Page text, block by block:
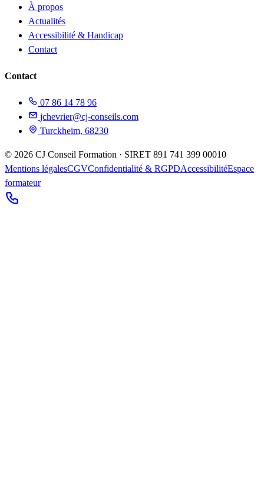
À propos
Actualités
Accessibilité & Handicap
Contact
Contact
07 86 14 78 96
jchevrier@cj-conseils.com
Turckheim, 68230
© 2026 CJ Conseil Formation · SIRET 891 741 399 00010
Mentions légalesCGVConfidentialité & RGPDAccessibilitéEspace
formateur